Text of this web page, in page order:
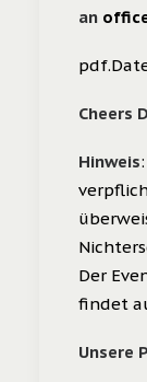
an
Cheers
Hinweis
Der
findet
Unsere